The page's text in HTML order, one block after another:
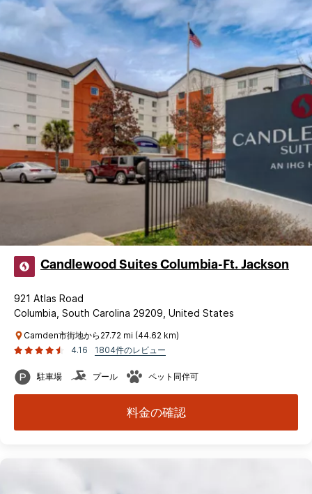
Candlewood Suites Columbia-Ft. Jackson
921 Atlas Road
Columbia, South Carolina 29209, United States
Camden市街地から27.72 mi (44.62 km)
4.16
1804件のレビュー
駐車場 プール ペット同伴可
料金の確認